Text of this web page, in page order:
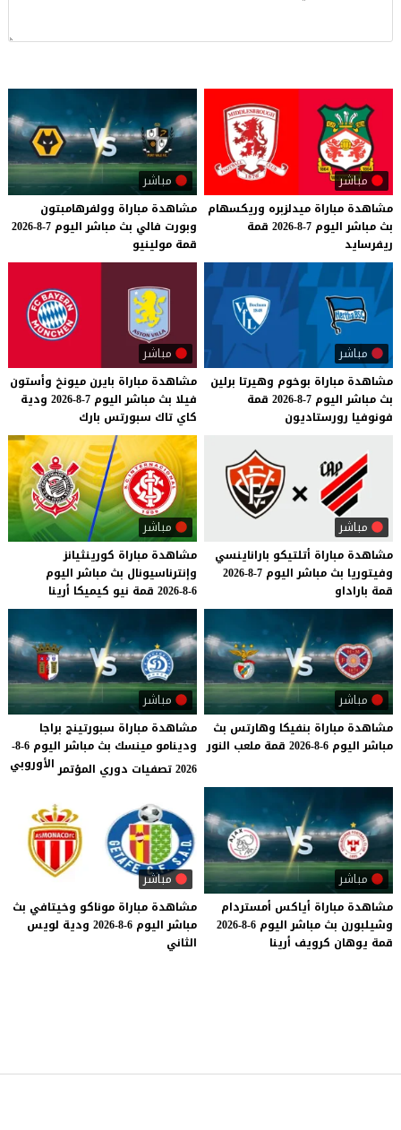
مباشر
مشاهدة مباراة ميدلزبره وريكسهام
بث مباشر اليوم 7-8-2026
قمة
ريفرسايد
مباشر
مشاهدة مباراة وولفرهامبتون
وبورت فالي بث مباشر اليوم 7-8-2026
قمة مولينيو
مباشر
مشاهدة مباراة بوخوم وهيرتا برلين
بث مباشر اليوم 7-8-2026
قمة
فونوفيا رورستاديون
مباشر
مشاهدة مباراة بايرن ميونخ وأستون
فيلا بث مباشر اليوم 7-8-2026
ودية
كاي تاك سبورتس بارك
مباشر
مشاهدة مباراة أتلتيكو باراناينسي
وفيتوريا بث مباشر اليوم 7-8-2026
قمة باراداو
مباشر
مشاهدة مباراة كورينثيانز
وإنترناسيونال بث مباشر اليوم
6-8-2026
قمة نيو كيميكا أرينا
مباشر
مشاهدة مباراة بنفيكا وهارتس بث
مباشر اليوم 6-8-2026 قمة ملعب النور
مباشر
مشاهدة مباراة سبورتينج براجا
ودينامو مينسك بث مباشر اليوم 6-8-
2026 تصفيات دوري المؤتمر
الأوروبي
مباشر
مشاهدة مباراة أياكس أمستردام
وشيلبورن بث مباشر اليوم 6-8-2026
قمة يوهان كرويف أرينا
مباشر
مشاهدة مباراة موناكو وخيتافي بث
مباشر اليوم 6-8-2026 ودية لويس
الثاني